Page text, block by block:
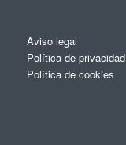
Aviso legal
Política de privacidad
Política de cookies